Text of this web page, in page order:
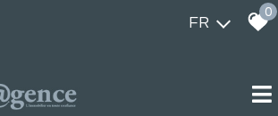
FR
0